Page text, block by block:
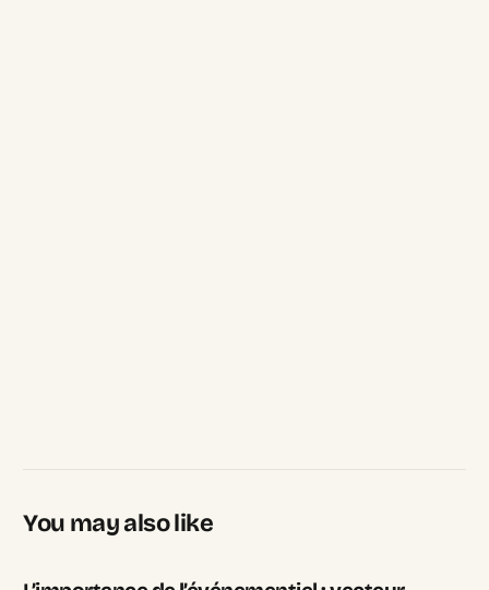
You may also likeRecruter